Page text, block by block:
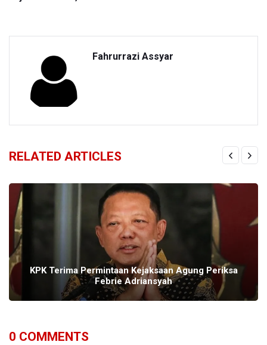
Fahrurrazi Assyar
RELATED ARTICLES
KPK Terima Permintaan Kejaksaan Agung Periksa
Febrie Adriansyah
0 COMMENTS